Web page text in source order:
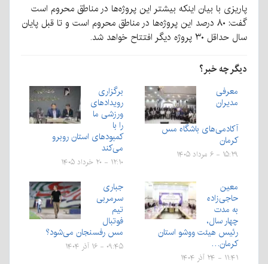
پاریزی با بیان اینکه بیشتر این پروژه‌ها در مناطق محروم است
گفت: ۸۰ درصد این پروژه‌ها در مناطق محروم است و تا قبل پایان
سال حداقل ۳۰ پروژه دیگر افتتاح خواهد شد.
دیگر چه خبر؟
معرفی
مدیران
آکادمی‌های باشگاه مس
کرمان
۱۵:۲۹ - ۶ مرداد ۱۴۰۵
برگزاری
رویدادهای
ورزشی ما
را با
کمبودهای استان روبرو
می‌کند
۱۲:۱۰ - ۲۰ خرداد ۱۴۰۵
معین
حاجی‌زاده
به مدت
چهار سال،
رئیس هیئت ووشو استان
کرمان…
۱۱:۴۱ - ۲۴ آذر ۱۴۰۴
جباری
سرمربی
تیم
فوتبال
مس رفسنجان می‌شود؟
۰۹:۴۵ - ۱۶ آذر ۱۴۰۴